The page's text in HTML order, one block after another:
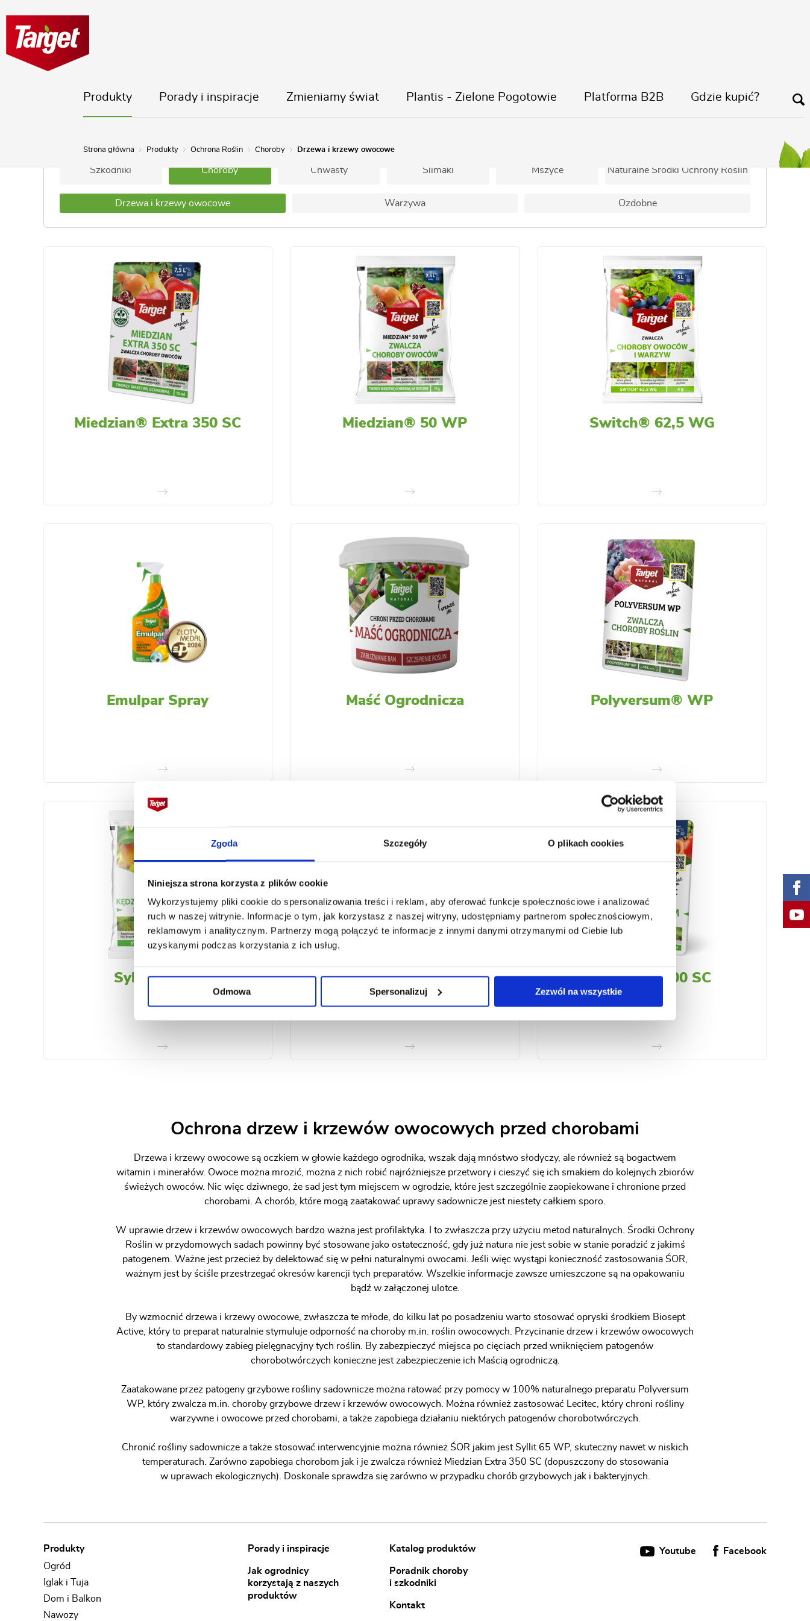
Zgoda Szczegóły O plikach cookies
Niniejsza strona korzysta z plików cookie
Wykorzystujemy pliki cookie do spersonalizowania treści i reklam, aby oferować funkcje społecznościowe i analizować
ruch w naszej witrynie. Informacje o tym, jak korzystasz z naszej witryny, udostępniamy partnerom społecznościowym,
reklamowym i analitycznym. Partnerzy mogą połączyć te informacje z innymi danymi otrzymanymi od Ciebie lub
uzyskanymi podczas korzystania z ich usług.
Odmowa Spersonalizuj Zezwól na wszystkie
Produkty Porady i inspiracje Zmieniamy świat Plantis - Zielone Pogotowie Platforma B2B Gdzie kupić?
Strona główna Produkty Ochrona Roślin Choroby Drzewa i krzewy owocowe
Szkodniki Choroby Chwasty Ślimaki Mszyce Naturalne Środki Ochrony Roślin
Drzewa i krzewy owocowe Warzywa Ozdobne
Miedzian® Extra 350 SC Miedzian® 50 WP Switch® 62,5 WG
Emulpar Spray Maść Ogrodnicza Polyversum® WP
Syllit 65 WP
Neykor - Ekstrakt
z pokrzywy
Siarkol ® 800 SC
Ochrona drzew i krzewów owocowych przed chorobami
Drzewa i krzewy owocowe są oczkiem w głowie każdego ogrodnika, wszak dają mnóstwo słodyczy, ale również są bogactwem
witamin i minerałów. Owoce można mrozić, można z nich robić najróżniejsze przetwory i cieszyć się ich smakiem do kolejnych zbiorów
świeżych owoców. Nic więc dziwnego, że sad jest tym miejscem w ogrodzie, które jest szczególnie zaopiekowane i chronione przed
chorobami. A chorób, które mogą zaatakować uprawy sadownicze jest niestety całkiem sporo.
W uprawie drzew i krzewów owocowych bardzo ważna jest profilaktyka. I to zwłaszcza przy użyciu metod naturalnych. Środki Ochrony
Roślin w przydomowych sadach powinny być stosowane jako ostateczność, gdy już natura nie jest sobie w stanie poradzić z jakimś
patogenem. Ważne jest przecież by delektować się w pełni naturalnymi owocami. Jeśli więc wystąpi konieczność zastosowania ŚOR,
ważnym jest by ściśle przestrzegać okresów karencji tych preparatów. Wszelkie informacje zawsze umieszczone są na opakowaniu
bądź w załączonej ulotce.
By wzmocnić drzewa i krzewy owocowe, zwłaszcza te młode, do kilku lat po posadzeniu warto stosować opryski środkiem Biosept
Active, który to preparat naturalnie stymuluje odporność na choroby m.in. roślin owocowych. Przycinanie drzew i krzewów owocowych
to standardowy zabieg pielęgnacyjny tych roślin. By zabezpieczyć miejsca po cięciach przed wniknięciem patogenów
chorobotwórczych konieczne jest zabezpieczenie ich Maścią ogrodniczą.
Zaatakowane przez patogeny grzybowe rośliny sadownicze można ratować przy pomocy w 100% naturalnego preparatu Polyversum
WP, który zwalcza m.in. choroby grzybowe drzew i krzewów owocowych. Można również zastosować Lecitec, który chroni rośliny
warzywne i owocowe przed chorobami, a także zapobiega działaniu niektórych patogenów chorobotwórczych.
Chronić rośliny sadownicze a także stosować interwencyjnie można również ŚOR jakim jest Syllit 65 WP, skuteczny nawet w niskich
temperaturach. Zarówno zapobiega chorobom jak i je zwalcza również Miedzian Extra 350 SC (dopuszczony do stosowania
w uprawach ekologicznych). Doskonale sprawdza się zarówno w przypadku chorób grzybowych jak i bakteryjnych.
Youtube Facebook
Produkty
Ogród
Iglak i Tuja
Dom i Balkon
Nawozy
Porady i inspiracje Katalog produktów
Jak ogrodnicy
korzystają z naszych
produktów
Poradnik choroby
i szkodniki
Kontakt